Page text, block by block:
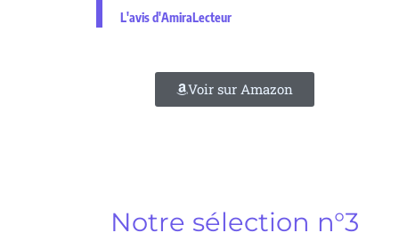
L'avis d'AmiraLecteur
Voir sur Amazon
Notre sélection n°3